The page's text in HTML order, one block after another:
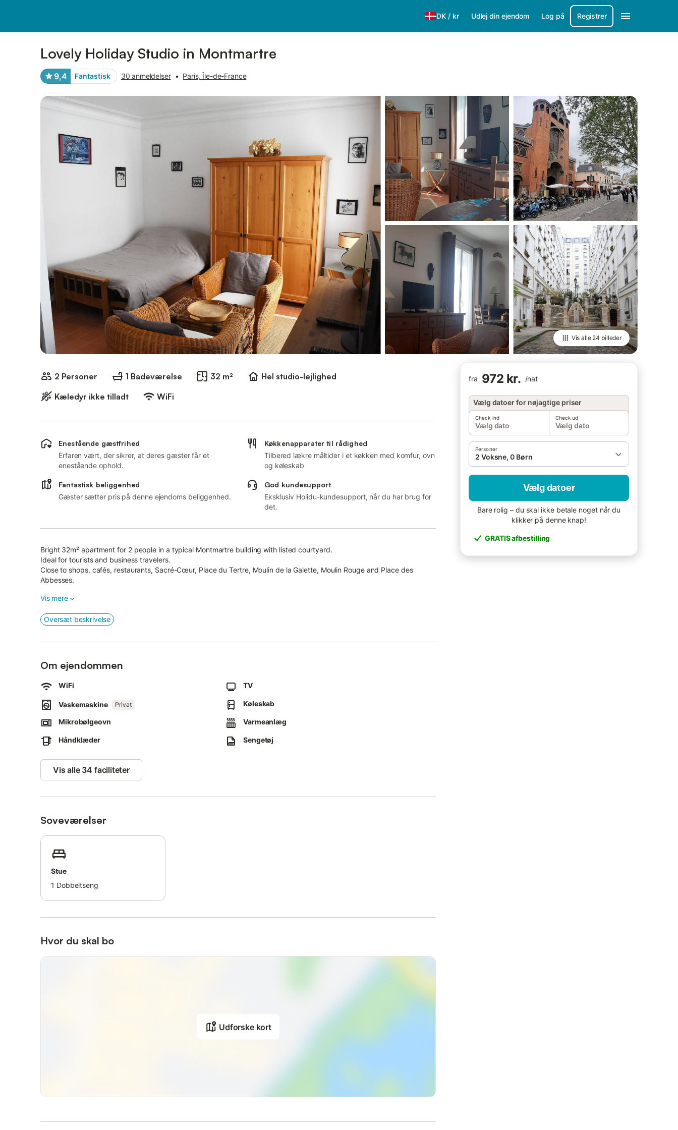
DK / kr Udlej din ejendom Log på Registrer
Lovely Holiday Studio in Montmartre
9,4 Fantastisk 30 anmeldelser • Paris, Île-de-France
Vis alle 24 billeder
2 Personer 1 Badeværelse 32 m²
Hel studio-lejlighed
Kæledyr ikke tilladt
WiFi
fra 972 kr. /nat
Vælg datoer for nøjagtige priser
Check ind
Vælg dato
Check ud
Vælg dato
Personer
2 Voksne, 0 Børn
Vælg datoer
Bare rolig – du skal ikke betale noget når du
klikker på denne knap!
GRATIS afbestilling
Enestående gæstfrihed
Erfaren vært, der sikrer, at deres gæster får et
enestående ophold.
Køkkenapparater til rådighed
Tilbered lækre måltider i et køkken med komfur, ovn
og køleskab
Fantastisk beliggenhed
Gæster sætter pris på denne ejendoms beliggenhed.
God kundesupport
Eksklusiv Holidu-kundesupport, når du har brug for
det.
Bright 32m² apartment for 2 people in a typical Montmartre building with listed courtyard.
Ideal for tourists and business travelers.
Close to shops, cafés, restaurants, Sacré-Cœur, Place du Tertre, Moulin de la Galette, Moulin Rouge and Place des
Abbesses.
The apartment has everything you need for a pleasant stay:
machine.
With excellent transport links, metro lines 12 (Abbesses station) and 2 (Blanche station) are close at hand, giving you
from Notre-Dame de Paris cathedral, 30 minutes from the Eiffel Tower, 30 minutes from the Stade de France).
Vis mere
Oversæt beskrivelse
Om ejendommen
WiFi TV
Vaskemaskine Privat Køleskab
Mikrobølgeovn Varmeanlæg
Håndklæder Sengetøj
Vis alle 34 faciliteter
Soveværelser
Stue
1 Dobbeltseng
Hvor du skal bo
Udforske kort